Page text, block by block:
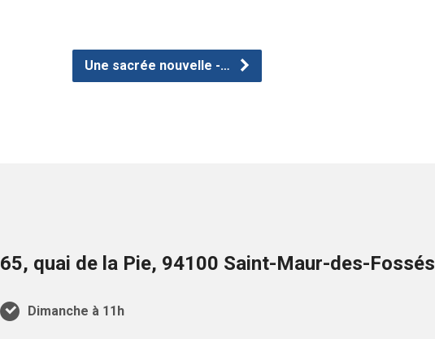
Une sacrée nouvelle -…
65, quai de la Pie, 94100 Saint-Maur-des-Fossés
Dimanche à 11h